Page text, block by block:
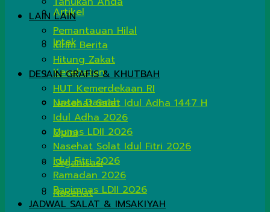
Artikel
Iptek
Kesehatan
Lintas Daerah
Opini
Organisasi
Nasehat
LAIN LAIN
Pemantauan Hilal
Kirim Berita
Hitung Zakat
DESAIN GRAFIS & KHUTBAH
HUT Kemerdekaan RI
Nasehat Salat Idul Adha 1447 H
Idul Adha 2026
Munas LDII 2026
Nasehat Solat Idul Fitri 2026
Idul Fitri 2026
Ramadan 2026
Rapimnas LDII 2026
JADWAL SALAT & IMSAKIYAH